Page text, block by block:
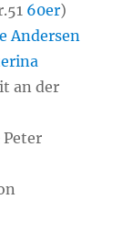
60er)
Andersen
an der